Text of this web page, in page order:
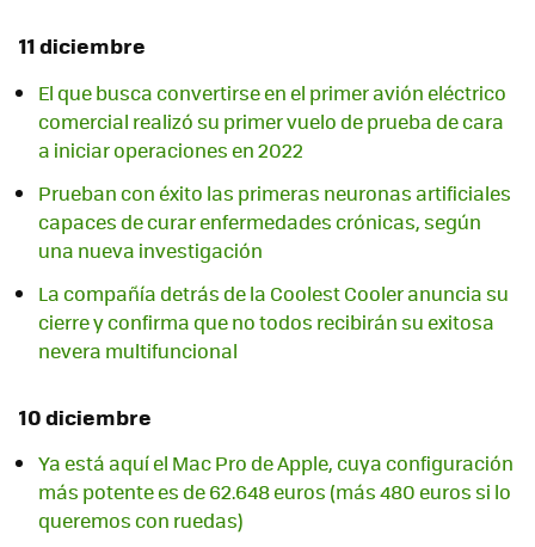
11 diciembre
El que busca convertirse en el primer avión eléctrico
comercial realizó su primer vuelo de prueba de cara
a iniciar operaciones en 2022
Prueban con éxito las primeras neuronas artificiales
capaces de curar enfermedades crónicas, según
una nueva investigación
La compañía detrás de la Coolest Cooler anuncia su
cierre y confirma que no todos recibirán su exitosa
nevera multifuncional
10 diciembre
Ya está aquí el Mac Pro de Apple, cuya configuración
más potente es de 62.648 euros (más 480 euros si lo
queremos con ruedas)